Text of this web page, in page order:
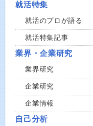
就活特集
就活のプロが語る
就活特集記事
業界・企業研究
業界研究
企業研究
企業情報
自己分析